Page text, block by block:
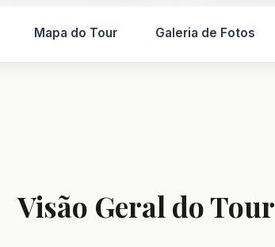
Mapa do Tour Galeria de Fotos
Visão Geral do Tour